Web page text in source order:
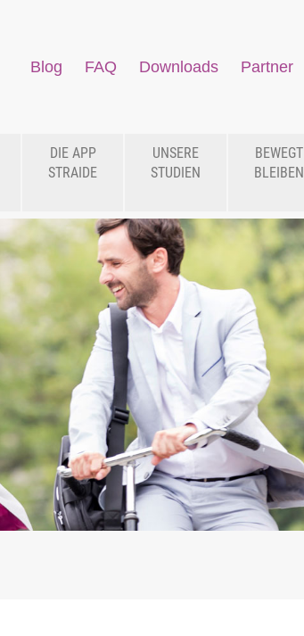
Blog FAQ Downloads Partner
DIE APP
STRAIDE
UNSERE
STUDIEN
BEWEGT
BLEIBEN